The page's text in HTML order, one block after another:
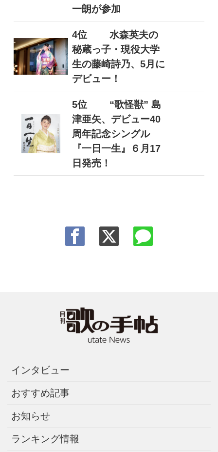
一朗が参加
4位
水森英夫の
秘蔵っ子・現役大学
生の藤崎詩乃、5月に
デビュー！
5位
“歌怪獣” 島
津亜矢、デビュー40
周年記念シングル
『一日一生』６月17
日発売！
インタビュー
おすすめ記事
お知らせ
ランキング情報